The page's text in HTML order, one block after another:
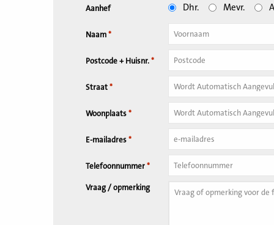
Aanhef Dhr. Mevr.
Naam *
Postcode + Huisnr. *
Straat *
Woonplaats *
E-mailadres *
Telefoonnummer *
Vraag / opmerking